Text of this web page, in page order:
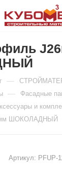
—
— Фасадные
и
ШОКОЛАДНЫЙ
Артикул: PFUP-